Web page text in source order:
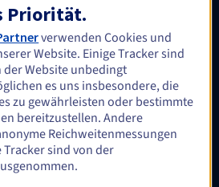
wird von OVHcloud
Er ist sofort für Windows-
einsetzbar, die ein
erfordern.
Priorität.
verwenden Cookies und
Website. Einige Tracker sind
Website unbedingt
es uns insbesondere, die
zu gewährleisten oder bestimmte
bereitzustellen. Andere
Reichweitenmessungen
sind von der